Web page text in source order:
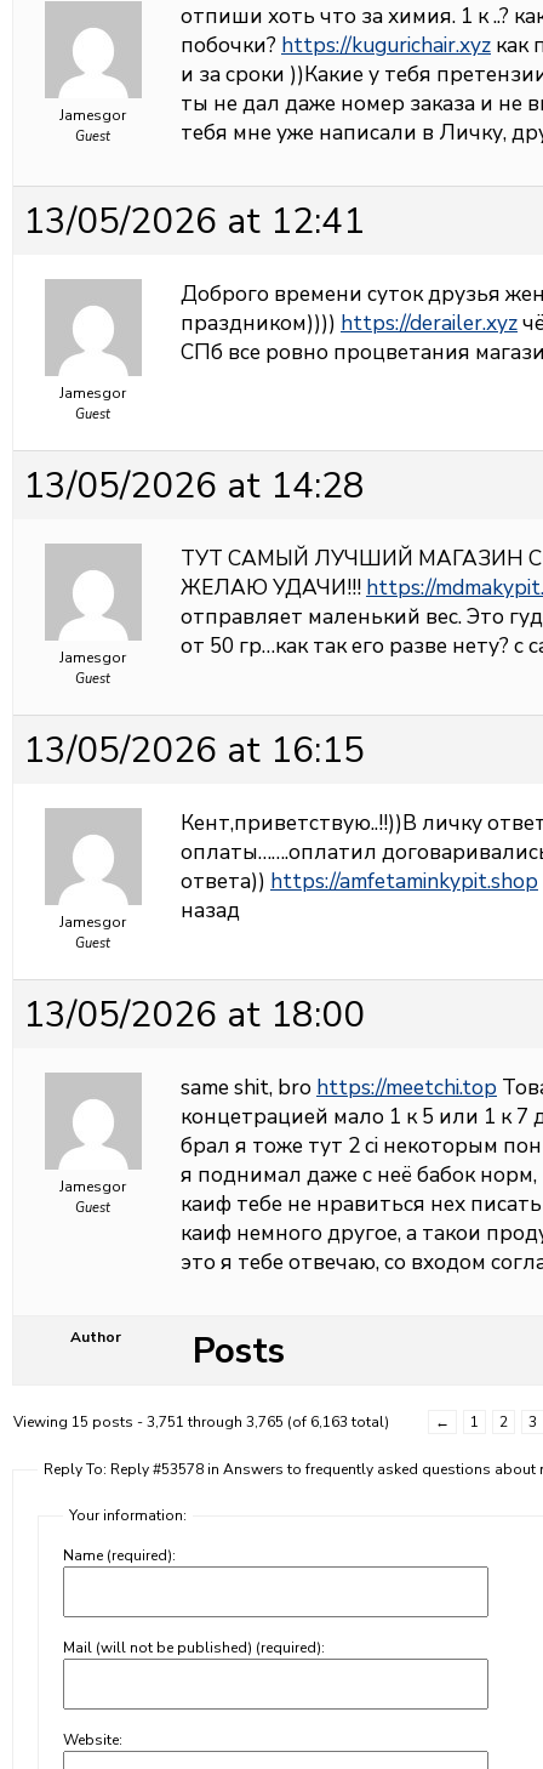
Jamesgor
Guest
отпиши хоть что за химия. 1 к ..?
побочки? https://kugurichair.xyz как
и за сроки ))Какие у тебя
ты не дал даже номер заказа и не
тебя мне уже написали в Личку,
13/05/2026 at 12:41
Jamesgor
Guest
Доброго времени суток друзья
праздником)))) https://derailer.xyz
СПб все ровно процветания
13/05/2026 at 14:28
Jamesgor
Guest
ТУТ САМЫЙ ЛУЧШИЙ МАГАЗИН
ЖЕЛАЮ УДАЧИ!!! https://
отправляет маленький вес. Это
от 50 гр…как так его разве нету? с
13/05/2026 at 16:15
Jamesgor
Guest
Кент,приветствую..!!))В личку
оплаты…….оплатил
ответа)) https://amfetaminkypit.shop
назад
13/05/2026 at 18:00
Jamesgor
Guest
same shit, bro https://meetchi.top
концетрацией мало 1 к 5 или 1 к
брал я тоже тут 2 ci некоторым
я поднимал даже с неё бабок
каиф тебе не нравиться нех
каиф немного другое, а такои
это я тебе отвечаю, со входом
Author Posts
Viewing 15 posts - 3,751 through 3,765 (of 6,163 total) ← 1 2 3
Reply To: Reply #53578 in Answers to frequently asked questions about
Your information:
Name (required):
Mail (will not be published) (required):
Website: